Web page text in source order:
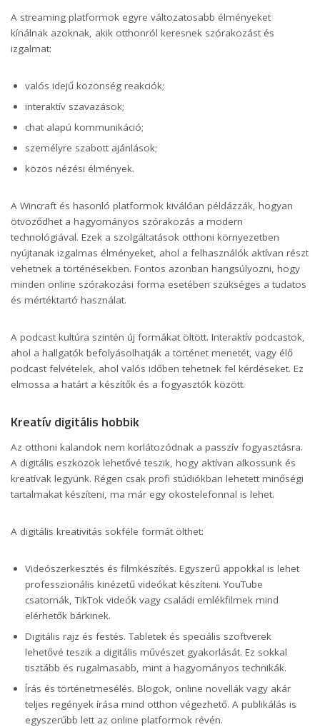
A streaming platformok egyre változatosabb élményeket
kínálnak azoknak, akik otthonról keresnek szórakozást és
izgalmat:
valós idejű közönség reakciók;
interaktív szavazások;
chat alapú kommunikáció;
személyre szabott ajánlások;
közös nézési élmények.
A Wincraft és hasonló platformok kiválóan példázzák, hogyan
ötvöződhet a hagyományos szórakozás a modern
technológiával. Ezek a szolgáltatások otthoni környezetben
nyújtanak izgalmas élményeket, ahol a felhasználók aktívan részt
vehetnek a történésekben. Fontos azonban hangsúlyozni, hogy
minden online szórakozási forma esetében szükséges a tudatos
és mértéktartó használat.
A podcast kultúra szintén új formákat öltött. Interaktív podcastok,
ahol a hallgatók befolyásolhatják a történet menetét, vagy élő
podcast felvételek, ahol valós időben tehetnek fel kérdéseket. Ez
elmossa a határt a készítők és a fogyasztók között.
Kreatív digitális hobbik
Az otthoni kalandok nem korlátozódnak a passzív fogyasztásra.
A digitális eszközök lehetővé teszik, hogy aktívan alkossunk és
kreatívak legyünk. Régen csak profi stúdiókban lehetett minőségi
tartalmakat készíteni, ma már egy okostelefonnal is lehet.
A digitális kreativitás sokféle formát ölthet:
Videószerkesztés és filmkészítés. Egyszerű appokkal is lehet
professzionális kinézetű videókat készíteni. YouTube
csatornák, TikTok videók vagy családi emlékfilmek mind
elérhetők bárkinek.
Digitális rajz és festés. Tabletek és speciális szoftverek
lehetővé teszik a digitális művészet gyakorlását. Ez sokkal
tisztább és rugalmasabb, mint a hagyományos technikák.
Írás és történetmesélés. Blogok, online novellák vagy akár
teljes regények írása mind otthon végezhető. A publikálás is
egyszerűbb lett az online platformok révén.